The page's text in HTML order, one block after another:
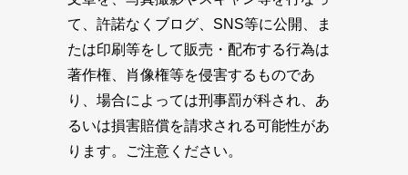
て、許諾なくブログ、SNS等に公開、ま
たは印刷等をして販売・配布する行為は
著作権、肖像権等を侵害するものであ
り、場合によっては刑事罰が科され、あ
るいは損害賠償を請求される可能性があ
ります。ご注意ください。